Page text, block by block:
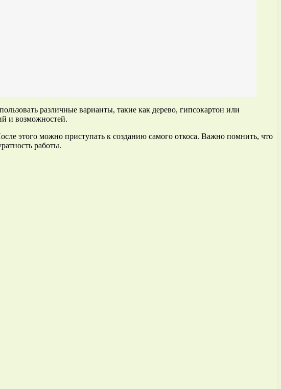
различные варианты, такие как дерево, гипсокартон или
и возможностей.
этого можно приступать к созданию самого откоса. Важно помнить, что
работы.